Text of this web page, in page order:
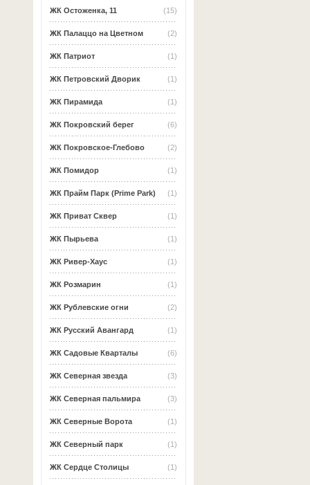
(15)
ЖК Остоженка, 11
(2)
ЖК Палаццо на Цветном
(1)
ЖК Патриот
(1)
ЖК Петровский Дворик
(1)
ЖК Пирамида
(6)
ЖК Покровский берег
(2)
ЖК Покровское-Глебово
(1)
ЖК Помидор
(1)
ЖК Прайм Парк (Prime Park)
(1)
ЖК Приват Сквер
(1)
ЖК Пырьева
(1)
ЖК Ривер-Хаус
(1)
ЖК Розмарин
(2)
ЖК Рублевские огни
(1)
ЖК Русский Авангард
(6)
ЖК Садовые Кварталы
(3)
ЖК Северная звезда
(3)
ЖК Северная пальмира
(1)
ЖК Северные Ворота
(1)
ЖК Северный парк
(1)
ЖК Сердце Столицы